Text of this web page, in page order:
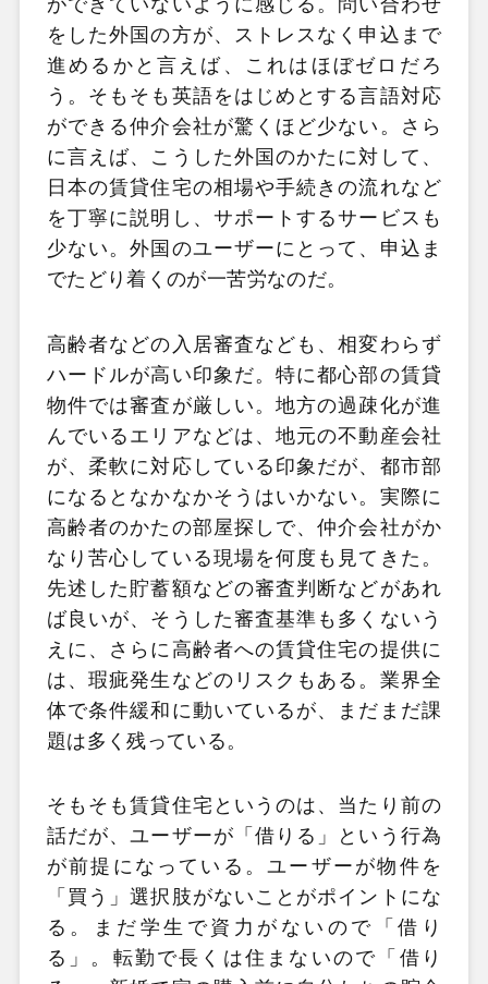
ができていないように感じる。問い合わせ
をした外国の方が、ストレスなく申込まで
進めるかと言えば、これはほぼゼロだろ
う。そもそも英語をはじめとする言語対応
ができる仲介会社が驚くほど少ない。さら
に言えば、こうした外国のかたに対して、
日本の賃貸住宅の相場や手続きの流れなど
を丁寧に説明し、サポートするサービスも
少ない。外国のユーザーにとって、申込ま
でたどり着くのが一苦労なのだ。
高齢者などの入居審査なども、相変わらず
ハードルが高い印象だ。特に都心部の賃貸
物件では審査が厳しい。地方の過疎化が進
んでいるエリアなどは、地元の不動産会社
が、柔軟に対応している印象だが、都市部
になるとなかなかそうはいかない。実際に
高齢者のかたの部屋探しで、仲介会社がか
なり苦心している現場を何度も見てきた。
先述した貯蓄額などの審査判断などがあれ
ば良いが、そうした審査基準も多くないう
えに、さらに高齢者への賃貸住宅の提供に
は、瑕疵発生などのリスクもある。業界全
体で条件緩和に動いているが、まだまだ課
題は多く残っている。
そもそも賃貸住宅というのは、当たり前の
話だが、ユーザーが「借りる」という行為
が前提になっている。ユーザーが物件を
「買う」選択肢がないことがポイントにな
る。まだ学生で資力がないので「借り
る」。転勤で長くは住まないので「借り